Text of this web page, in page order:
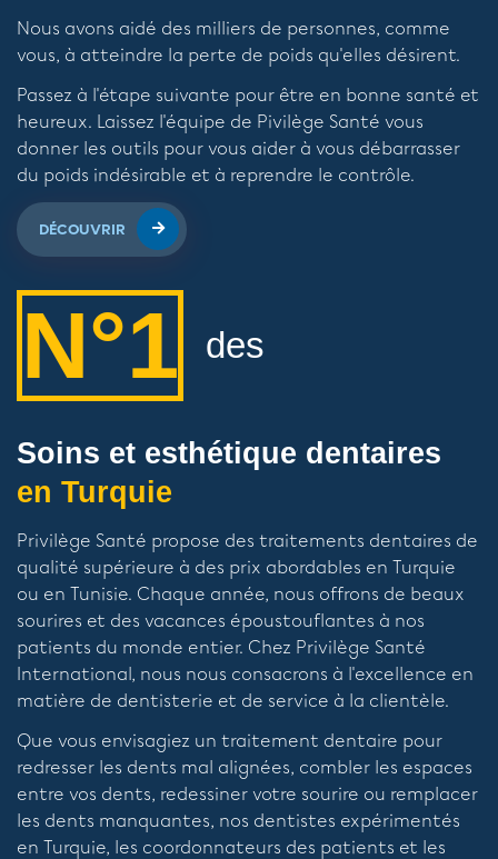
Nous avons aidé des milliers de personnes, comme
vous, à atteindre la perte de poids qu'elles désirent.
Passez à l'étape suivante pour être en bonne santé et
heureux. Laissez l'équipe de Pivilège Santé vous
donner les outils pour vous aider à vous débarrasser
du poids indésirable et à reprendre le contrôle.
DÉCOUVRIR
N°1 des
Soins et esthétique dentaires
en Turquie
Privilège Santé propose des traitements dentaires de
qualité supérieure à des prix abordables en Turquie
ou en Tunisie. Chaque année, nous offrons de beaux
sourires et des vacances époustouflantes à nos
patients du monde entier. Chez Privilège Santé
International, nous nous consacrons à l'excellence en
matière de dentisterie et de service à la clientèle.
Que vous envisagiez un traitement dentaire pour
redresser les dents mal alignées, combler les espaces
entre vos dents, redessiner votre sourire ou remplacer
les dents manquantes, nos dentistes expérimentés
en Turquie, les coordonnateurs des patients et les